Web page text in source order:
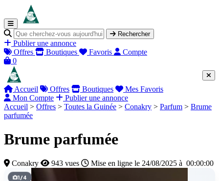
Rechercher
Publier une annonce
Offres
Boutiques Favoris
Compte
0
Accueil Offres Boutiques
Mes Favoris
Mon Compte
Publier une annonce
Accueil > Offres > Toutes la Guinée > Conakry > Parfum > Brume
parfumée
Brume parfumée
Conakry 943 vues Mise en ligne le 24/08/2025 à 00:00:00
1/4